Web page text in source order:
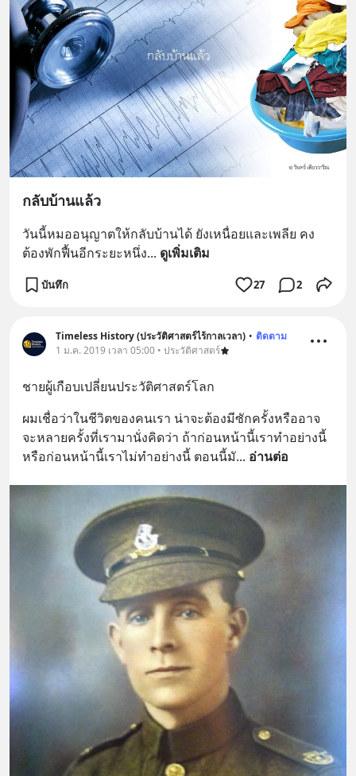
กลับบ้านแล้ว
วันนี้หมออนุญาตให้กลับบ้านได้ ยังเหนื่อยและเพลีย คง
ต้องพักฟื้นอีกระยะหนึ่ง... ดูเพิ่มเติม
บันทึก 27 2
Timeless History (ประวัติศาสตร์ไร้กาลเวลา) • ติดตาม
1 ม.ค. 2019 เวลา 05:00 • ประวัติศาสตร์
ชายผู้เกือบเปลี่ยนประวัติศาสตร์โลก
ผมเชื่อว่าในชีวิตของคนเรา น่าจะต้องมีซักครั้งหรืออาจ
จะหลายครั้งที่เรามานั่งคิดว่า ถ้าก่อนหน้านี้เราทำอย่างนี้
หรือก่อนหน้านี้เราไม่ทำอย่างนี้ ตอนนี้มั... อ่านต่อ